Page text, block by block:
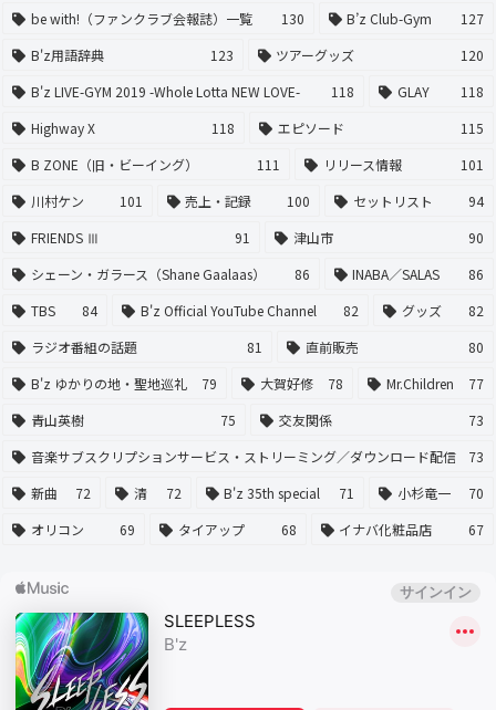
be with!（ファンクラブ会報誌）一覧
130 B’z Club-Gym
127
B'z用語辞典
123 ツアーグッズ
120
B'z LIVE-GYM 2019 -Whole Lotta NEW LOVE-
118 GLAY
118
Highway X
118 エピソード
115
B ZONE（旧・ビーイング）
111 リリース情報
101
川村ケン
101 売上・記録 100 セットリスト
94
FRIENDS Ⅲ
91 津山市
90
シェーン・ガラース（Shane Gaalaas）
86 INABA／SALAS
86
TBS
84 B'z Official YouTube Channel 82 グッズ
82
ラジオ番組の話題
81 直前販売
80
B'z ゆかりの地・聖地巡礼
79 大賀好修 78 Mr.Children
77
青山英樹
75 交友関係
73
音楽サブスクリプションサービス・ストリーミング／ダウンロード配信
73
新曲
72 清 72 B'z 35th special 71 小杉竜一
70
オリコン
69 タイアップ 68 イナバ化粧品店 67